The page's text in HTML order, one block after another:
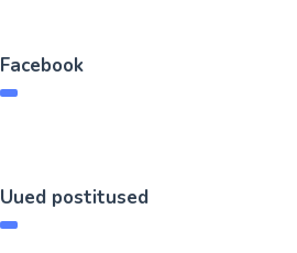
Facebook
Uued postitused